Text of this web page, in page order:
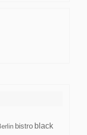
bistro black